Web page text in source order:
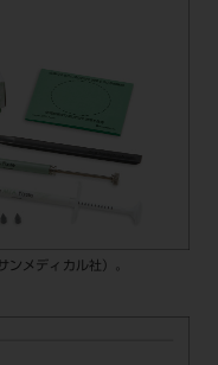
メディカル社）。